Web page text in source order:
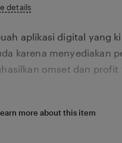
details
aplikasi digital yang
karena menyediakan
omset dan
more about this item